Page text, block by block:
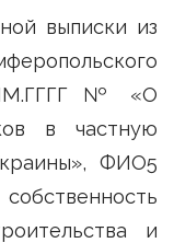
выписки из
№ «О
в частную
ФИО5
и